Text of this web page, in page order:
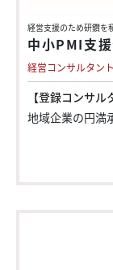
経営支援のため研鑽を
中小PMI支
経営コンサルタント
【登録コンサル
地域企業の円満